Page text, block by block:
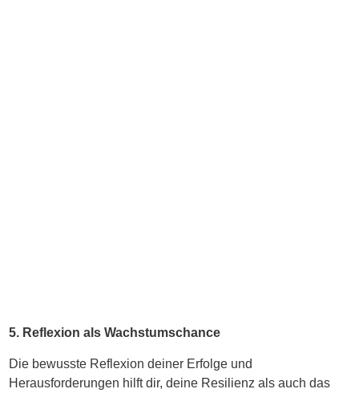
5. Reflexion als Wachstumschance
Die bewusste Reflexion deiner Erfolge und
Herausforderungen hilft dir, deine Resilienz als auch das